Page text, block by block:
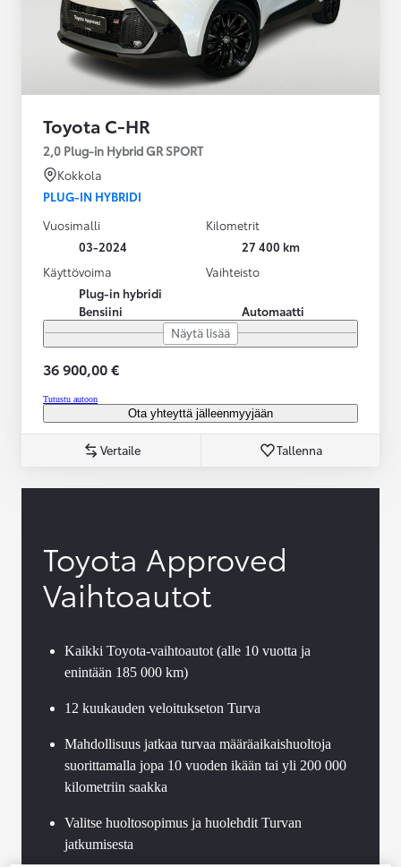
Toyota C-HR
2,0 Plug-in Hybrid GR SPORT
Kokkola
PLUG-IN HYBRIDI
Vuosimalli
03-2024
Kilometrit
27 400 km
Käyttövoima
Plug-in hybridi
Bensiini
Vaihteisto
Automaatti
Näytä lisää
36 900,00 €
Tutustu autoon
Ota yhteyttä jälleenmyyjään
Vertaile Tallenna
Toyota Approved
Vaihtoautot
Kaikki Toyota-vaihtoautot (alle 10 vuotta ja
enintään 185 000 km)
12 kuukauden veloitukseton Turva
Mahdollisuus jatkaa turvaa määräaikaishuoltoja
suorittamalla jopa 10 vuoden ikään tai yli 200 000
kilometriin saakka
Valitse huoltosopimus ja huolehdit Turvan
jatkumisesta